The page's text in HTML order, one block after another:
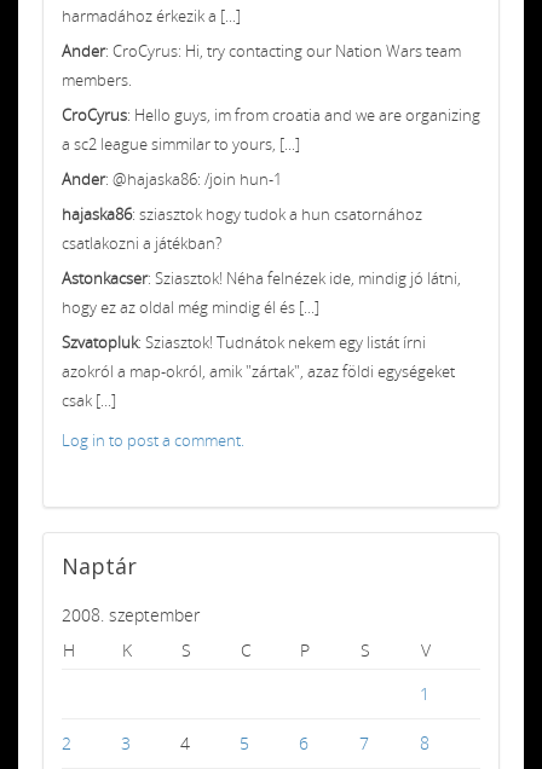
harmadához érkezik a [...]
Ander: CroCyrus: Hi, try contacting our Nation Wars team
members.
CroCyrus: Hello guys, im from croatia and we are organizing
a sc2 league simmilar to yours, [...]
Ander: @hajaska86: /join hun-1
hajaska86: sziasztok hogy tudok a hun csatornához
csatlakozni a játékban?
Astonkacser: Sziasztok! Néha felnézek ide, mindig jó látni,
hogy ez az oldal még mindig él és [...]
Szvatopluk: Sziasztok! Tudnátok nekem egy listát írni
azokról a map-okról, amik "zártak", azaz földi egységeket
csak [...]
Log in to post a comment.
Naptár
2008. szeptember
H
K S C P S
V
1
2 3 4 5 6 7 8